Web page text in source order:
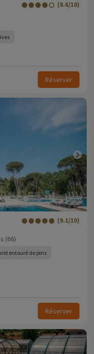
(8.6/10)
Réserver
(9.1/10)
(66)
entouré de pins
Réserver